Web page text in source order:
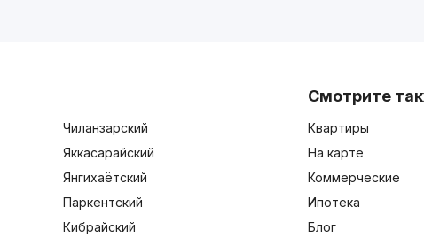
Чиланзарский
Яккасарайский
Янгихаётский
Паркентский
Кибрайский
Смотрите
Квартиры
На карте
Коммерческие
Ипотека
Блог